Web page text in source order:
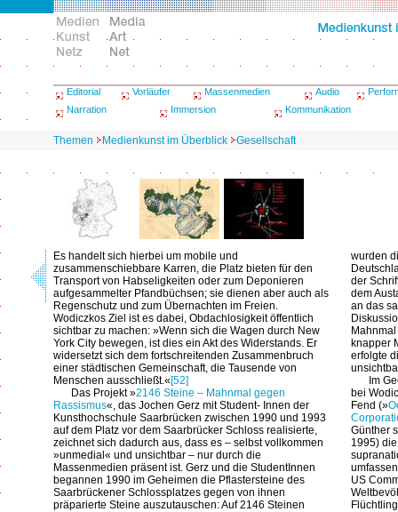
Editorial Vorläufer Massenmedien Audio
Narration
Immersion Kommunikation
Themen Medienkunst im Überblick Gesellschaft
Es handelt sich hierbei um mobile und
zusammenschiebbare Karren, die Platz bieten für den
Transport von Habseligkeiten oder zum Deponieren
aufgesammelter Pfandbüchsen; sie dienen aber auch als
Regenschutz und zum Übernachten im Freien.
Wodiczkos Ziel ist es dabei, Obdachlosigkeit öffentlich
sichtbar zu machen: »Wenn sich die Wagen durch New
York City bewegen, ist dies ein Akt des Widerstands. Er
widersetzt sich dem fortschreitenden Zusammenbruch
einer städtischen Gemeinschaft, die Tausende von
Menschen ausschließt.«[52]
Das Projekt »2146 Steine – Mahnmal gegen
Rassismus«, das Jochen Gerz mit Student- Innen der
Kunsthochschule Saarbrücken zwischen 1990 und 1993
auf dem Platz vor dem Saarbrücker Schloss realisierte,
zeichnet sich dadurch aus, dass es – selbst vollkommen
»unmedial« und unsichtbar – nur durch die
Massenmedien präsent ist. Gerz und die StudentInnen
begannen 1990 im Geheimen die Pflastersteine des
Saarbrückener Schlossplatzes gegen von ihnen
präparierte Steine auszutauschen: Auf 2146 Steinen
wurden
der
dem
an das
knapper
erfolgte
Im
bei
Fend (»
Günther
1995)
US